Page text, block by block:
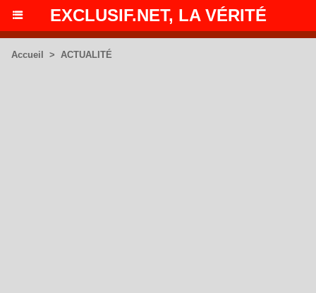
EXCLUSIF.NET, LA VÉRITÉ
Accueil > ACTUALITÉ